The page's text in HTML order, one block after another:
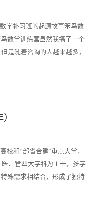
学补习班的起源故事笨鸟数
数学训练营虽然我搞了一个
是随着咨询的人越来越多，
和“部省合建”重点大学，
、管四大学科为主干，多学
殊需求相结合，形成了独特